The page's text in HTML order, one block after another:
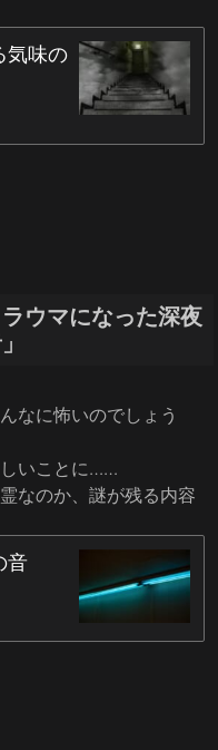
ウマになった深夜
なに怖いのでしょう
いことに……
なのか、謎が残る内容